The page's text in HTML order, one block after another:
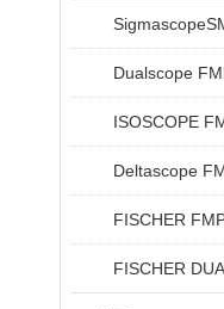
Dualscope
ISOSCOPE
Deltascope
FISCHER